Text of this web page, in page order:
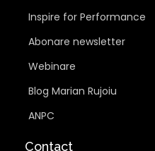
Inspire for Performance
Abonare newsletter
Webinare
Blog Marian Rujoiu
ANPC
Contact